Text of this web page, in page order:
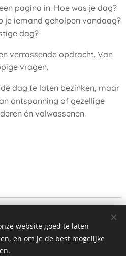
pagina in. Hoe was je dag?
je iemand geholpen vandaag?
dag?
verrassende opdracht. Van
vragen.
dag te laten bezinken, maar
ontspanning of gezellige
én volwassenen.
Cookies
website goed te laten
en om je de best mogelijke